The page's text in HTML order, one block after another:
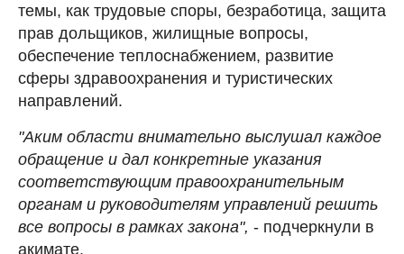
темы, как трудовые споры, безработица, защита
прав дольщиков, жилищные вопросы,
обеспечение теплоснабжением, развитие
сферы здравоохранения и туристических
направлений.
"Аким области внимательно выслушал каждое
обращение и дал конкретные указания
соответствующим правоохранительным
органам и руководителям управлений решить
все вопросы в рамках закона", - подчеркнули в
акимате.